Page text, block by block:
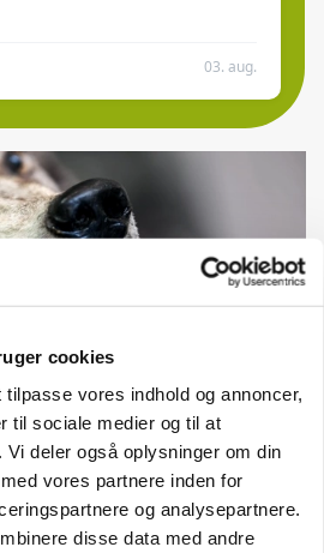
cookies
vores indhold og annoncer,
til sociale medier og til at
deler også oplysninger om din
vores partnere inden for
og analysepartnere.
disse data med andre
03. aug.
ved lyden af skrigende kvier: